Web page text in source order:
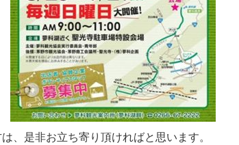
、是非お立ち寄り頂ければと思います。